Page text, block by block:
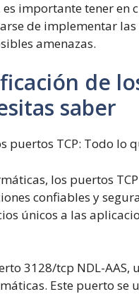
importante tener en
de implementar
amenazas.
de
saber
puertos TCP: Todo lo
los puertos
confiables y
únicos a las
3128/tcp NDL-
Este puerto